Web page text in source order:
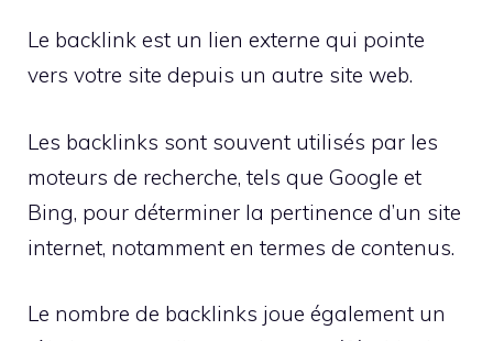
Le backlink est un lien externe qui pointe
vers votre site depuis un autre site web.
Les backlinks sont souvent utilisés par les
moteurs de recherche, tels que Google et
Bing, pour déterminer la pertinence d’un site
internet, notamment en termes de contenus.
Le nombre de backlinks joue également un